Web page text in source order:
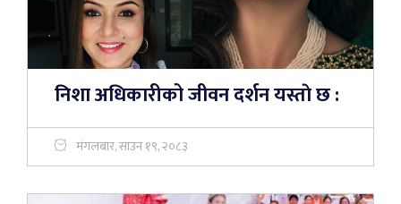
निशा अधिकारीको जीवन दर्शन यस्ताे छ :
मंगलबार, साउन १९, २०८३